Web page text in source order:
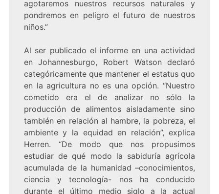
agotaremos nuestros recursos naturales y
pondremos en peligro el futuro de nuestros
niños.”
Al ser publicado el informe en una actividad
en Johannesburgo, Robert Watson declaró
categóricamente que mantener el estatus quo
en la agricultura no es una opción. “Nuestro
cometido era el de analizar no sólo la
producción de alimentos aisladamente sino
también en relación al hambre, la pobreza, el
ambiente y la equidad en relación”, explica
Herren. “De modo que nos propusimos
estudiar de qué modo la sabiduría agrícola
acumulada de la humanidad –conocimientos,
ciencia y tecnología- nos ha conducido
durante el último medio siglo a la actual